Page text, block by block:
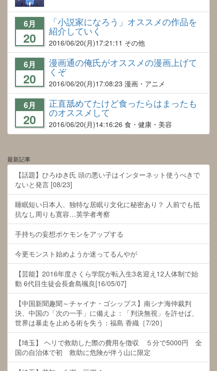
6月
20
「小説家になろう」オススメの作品を
紹介していく
2016/06/20(月)17:21:11 その他
6月
20
漫画通の俺氏がオススメの漫画上げて
くぞ
2016/06/20(月)17:08:23 漫画・アニメ
6月
20
正直舐めてたけど食ったらはまったも
のオススメして
2016/06/20(月)14:16:26 食・健康・美容
最新記事
【話題】ひろゆき氏 頭の悪い子はインターネット使うべきで
ないと発言 [08/23]
睡眠短い日本人、独特な居眠り文化に秘密あり？ 人前でも抵
抗なし周りも寛容…英学者考察
手持ちの妄想ポケモンをアップする
今更モンスト始めようか迷ってるんやが
【芸能】2016年度さくら学院が転入生3名迎え12人体制で始
動 6代目生徒会長倉島颯良[16/05/07]
【中国新聞趣聞～チャイナ・ゴシップス】南シナ海仲裁判
決、中国の「次の一手」に備えよ：「判決無視」を許せば、
世界は暴走を止める術を失う：福島 香織［7/20］
【埼玉】 ヘリで救助した際の費用を徴収 ５分で5000円 全
国の自治体で初 救助に危険が伴う山に限定